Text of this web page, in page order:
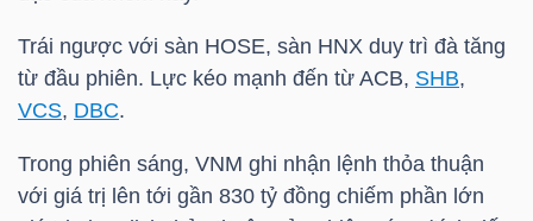
Trái ngược với sàn HOSE, sàn HNX duy trì đà tăng
từ đầu phiên. Lực kéo mạnh đến từ ACB, SHB,
VCS, DBC.
Trong phiên sáng, VNM ghi nhận lệnh thỏa thuận
với giá trị lên tới gần 830 tỷ đồng chiếm phần lớn
NGUYÊN
VẬT